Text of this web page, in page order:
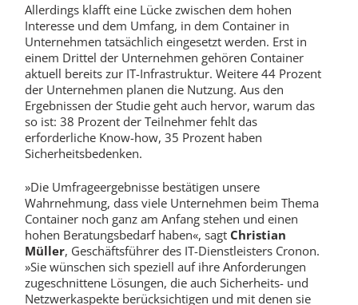
Allerdings klafft eine Lücke zwischen dem hohen
Interesse und dem Umfang, in dem Container in
Unternehmen tatsächlich eingesetzt werden. Erst in
einem Drittel der Unternehmen gehören Container
aktuell bereits zur IT-Infrastruktur. Weitere 44 Prozent
der Unternehmen planen die Nutzung. Aus den
Ergebnissen der Studie geht auch hervor, warum das
so ist: 38 Prozent der Teilnehmer fehlt das
erforderliche Know-how, 35 Prozent haben
Sicherheitsbedenken.
»Die Umfrageergebnisse bestätigen unsere
Wahrnehmung, dass viele Unternehmen beim Thema
Container noch ganz am Anfang stehen und einen
hohen Beratungsbedarf haben«, sagt Christian
Müller, Geschäftsführer des IT-Dienstleisters Cronon.
»Sie wünschen sich speziell auf ihre Anforderungen
zugeschnittene Lösungen, die auch Sicherheits- und
Netzwerkaspekte berücksichtigen und mit denen sie